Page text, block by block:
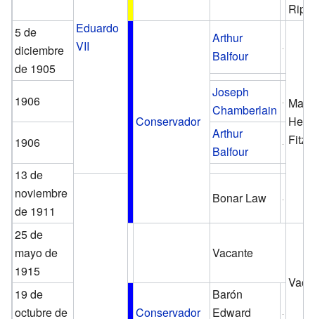
Eduardo
VII
5 de
diciembre
de 1905
Conservador
Arthur
Balfour
1906
Joseph
Chamberlain
1906
Arthur
Balfour
13 de
noviembre
de 1911
Bonar Law
25 de
mayo de
1915
Vacante
19 de
octubre de
Conservador
Barón
Edward